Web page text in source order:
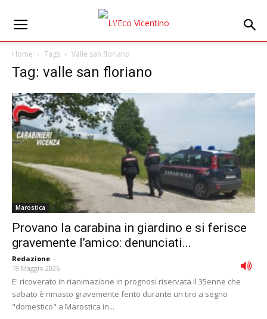
Home Tags Valle san floriano
Tag: valle san floriano
Marostica
Provano la carabina in giardino e si ferisce
gravemente l’amico: denunciati...
Redazione -
18 Maggio 2026
E' ricoverato in rianimazione in prognosi riservata il 35enne che
sabato è rimasto gravemente ferito durante un tiro a segno
"domestico" a Marostica in...